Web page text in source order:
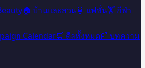
🏠 บ้านและสวน👗 แฟชั่น🏋️ กีฬา
Calendar🛒 ดีลทั้งหมด📰 บทความ